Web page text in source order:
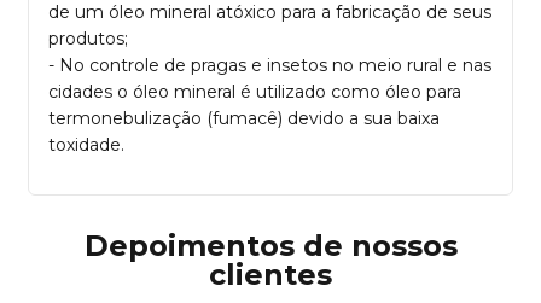
de um óleo mineral atóxico para a fabricação de seus
produtos;
- No controle de pragas e insetos no meio rural e nas
cidades o óleo mineral é utilizado como óleo para
termonebulização (fumacê) devido a sua baixa
toxidade.
Depoimentos de nossos
clientes